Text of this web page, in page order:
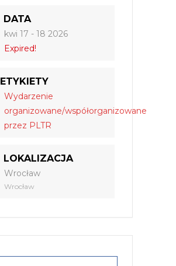
DATA
kwi 17 - 18 2026
Expired!
ETYKIETY
Wydarzenie
organizowane/współorganizowane
przez PLTR
LOKALIZACJA
Wrocław
Wrocław